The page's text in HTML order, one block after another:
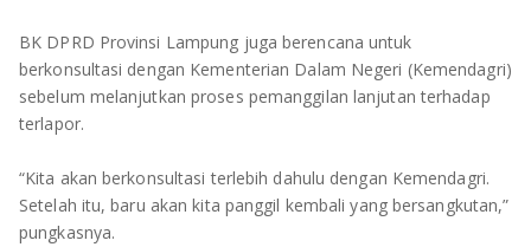
BK DPRD Provinsi Lampung juga berencana untuk
berkonsultasi dengan Kementerian Dalam Negeri (Kemendagri)
sebelum melanjutkan proses pemanggilan lanjutan terhadap
terlapor.
“Kita akan berkonsultasi terlebih dahulu dengan Kemendagri.
Setelah itu, baru akan kita panggil kembali yang bersangkutan,”
pungkasnya.